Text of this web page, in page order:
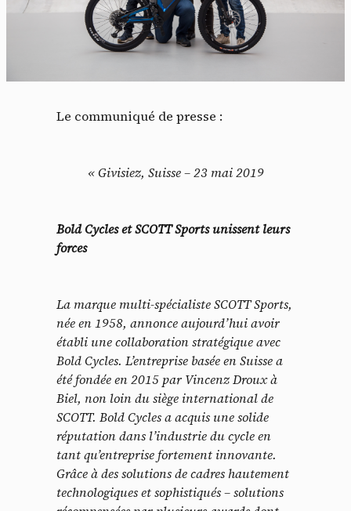
Le communiqué de presse :
« Givisiez, Suisse – 23 mai 2019
Bold Cycles et SCOTT Sports unissent leurs
forces
La marque multi-spécialiste SCOTT Sports,
née en 1958, annonce aujourd’hui avoir
établi une collaboration stratégique avec
Bold Cycles. L’entreprise basée en Suisse a
été fondée en 2015 par Vincenz Droux à
Biel, non loin du siège international de
SCOTT. Bold Cycles a acquis une solide
réputation dans l’industrie du cycle en
tant qu’entreprise fortement innovante.
Grâce à des solutions de cadres hautement
technologiques et sophistiqués – solutions